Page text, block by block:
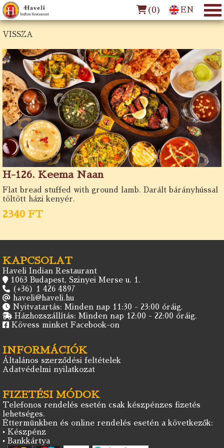
(0) EN
VISSZA
H-126. Keema Naan
Flat bread stuffed with ground lamb. Darált bárányhússal
töltött házi kenyér.
2340 FT
KAPCSOLAT
Haveli Indian Restaurant
1063 Budapest, Szinyei Merse u. 1.
(+36) 1 426 4897
haveli@haveli.hu
Nyitvatartás: Minden nap 11:30 - 23:00 óráig.
Házhozszállítás: Minden nap 12:00 - 22:00 óráig.
Kövess minket Facebook-on
INFORMÁCIÓK
Általános szerződési feltételek
Adatvédelmi nyilatkozat
FIZETÉSI MÓDOK
Telefonos rendelés esetén csak készpénzes fizetés
lehetséges.
Éttermünkben és online rendelés esetén a következők:
• Készpénz
• Bankkártya